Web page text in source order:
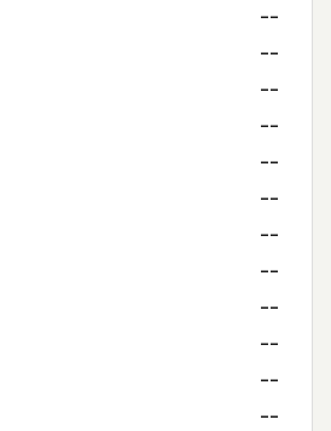
--
--
--
--
--
--
--
--
--
--
--
--